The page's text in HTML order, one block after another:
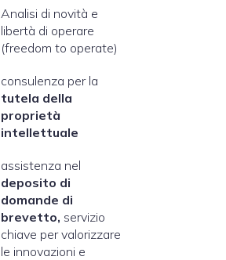
Analisi di novità e
libertà di operare
(freedom to operate)
consulenza per la
tutela della
proprietà
intellettuale
assistenza nel
deposito di
domande di
brevetto, servizio
chiave per valorizzare
le innovazioni e